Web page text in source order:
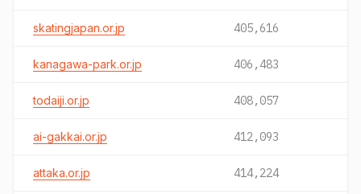
skatingjapan.or.jp 405,616
kanagawa-park.or.jp 406,483
todaiji.or.jp 408,057
ai-gakkai.or.jp 412,093
attaka.or.jp 414,224